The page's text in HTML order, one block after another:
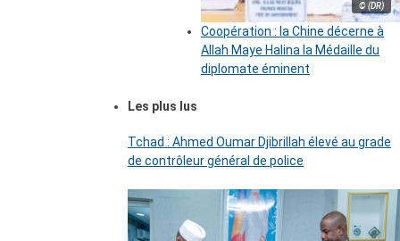
© (DR)
Coopération : la Chine décerne à
Allah Maye Halina la Médaille du
diplomate éminent
Les plus lus
Tchad : Ahmed Oumar Djibrillah élevé au grade
de contrôleur général de police